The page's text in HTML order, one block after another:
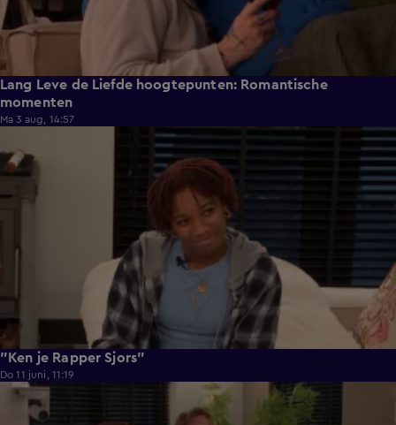
Lang Leve de Liefde hoogtepunten: Romantische
momenten
Ma 3 aug, 14:57
"Ken je Rapper Sjors"
Do 11 juni, 11:19
0:39